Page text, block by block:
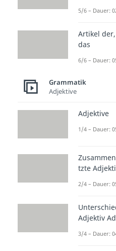
5/6 – Dauer:
Artikel
das
6/6 – Dauer:
Grammatik
Adjektive
Adjektive
1/4 – Dauer:
tzte
2/4 – Dauer:
Adjektiv
3/4 – Dauer: